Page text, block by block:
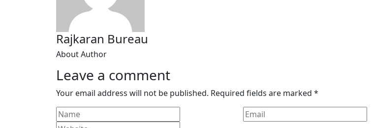
Rajkaran Bureau
About Author
Leave a comment
Your email address will not be published. Required fields are marked *